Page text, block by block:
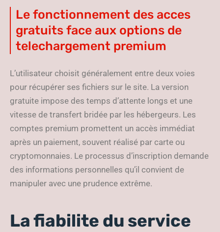
Le fonctionnement des acces
gratuits face aux options de
telechargement premium
L’utilisateur choisit généralement entre deux voies
pour récupérer ses fichiers sur le site. La version
gratuite impose des temps d’attente longs et une
vitesse de transfert bridée par les hébergeurs. Les
comptes premium promettent un accès immédiat
après un paiement, souvent réalisé par carte ou
cryptomonnaies. Le processus d’inscription demande
des informations personnelles qu’il convient de
manipuler avec une prudence extrême.
La fiabilite du service